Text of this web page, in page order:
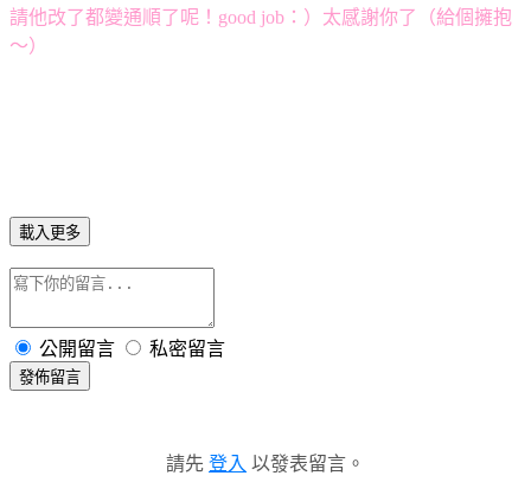
請他改了都變通順了呢！good job：）太感謝你了（給個擁抱
～）
載入更多
公開留言 私密留言
發佈留言
請先 登入 以發表留言。